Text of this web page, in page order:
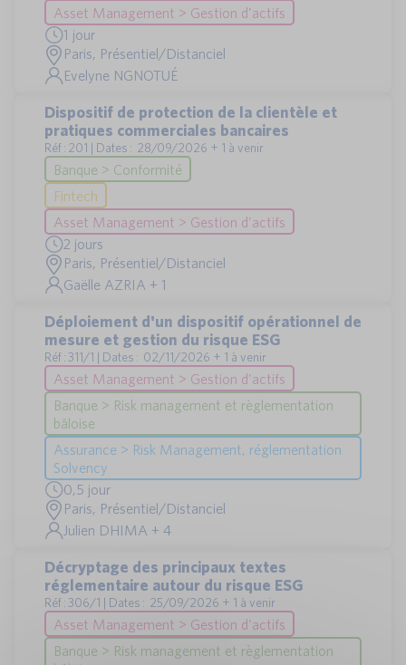
Asset Management > Gestion d'actifs
1 jour
Paris, Présentiel/Distanciel
Evelyne NGNOTUÉ
Dispositif de protection de la clientèle et
pratiques commerciales bancaires
Réf : 201 | Dates : 28/09/2026 + 1 à venir
Banque > Conformité
Fintech
Asset Management > Gestion d'actifs
2 jours
Paris, Présentiel/Distanciel
Gaëlle AZRIA + 1
Déploiement d'un dispositif opérationnel de
mesure et gestion du risque ESG
Réf : 311/1 | Dates : 02/11/2026 + 1 à venir
Asset Management > Gestion d'actifs
Banque > Risk management et règlementation
bâloise
Assurance > Risk Management, réglementation
Solvency
0,5 jour
Paris, Présentiel/Distanciel
Julien DHIMA + 4
Décryptage des principaux textes
réglementaire autour du risque ESG
Réf : 306/1 | Dates : 25/09/2026 + 1 à venir
Asset Management > Gestion d'actifs
Banque > Risk management et règlementation